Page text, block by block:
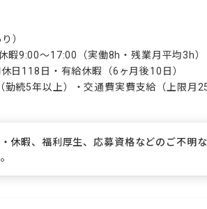
）
9:00〜17:00（実働8h・残業月平均3h）
日118日・有給休暇（6ヶ月後10日）
続5年以上）・交通費実費支給（上限月
休暇、福利厚生、応募資格などのご不明